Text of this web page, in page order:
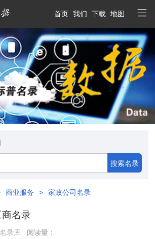
首页 我们 下载 地图
搜索名录
商业服务 > 家政公司名录
名录
名录库 阅读量：